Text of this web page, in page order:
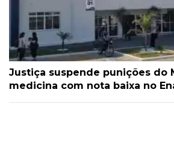
Justiça suspende punições do
medicina com nota baixa no